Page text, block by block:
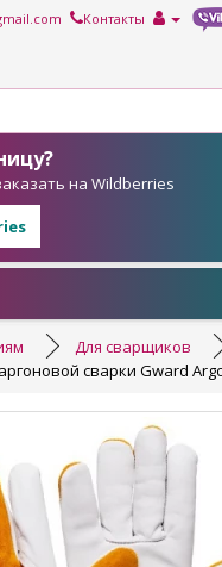
Контакты
на Wildberries
Для сварщиков
сварки Gward